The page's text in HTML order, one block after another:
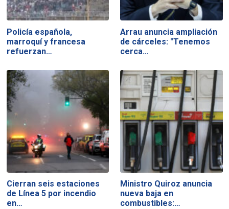
Policía española,
marroquí y francesa
refuerzan…
Arrau anuncia ampliación
de cárceles: "Tenemos
cerca…
Cierran seis estaciones
de Línea 5 por incendio
en…
Ministro Quiroz anuncia
nueva baja en
combustibles:…